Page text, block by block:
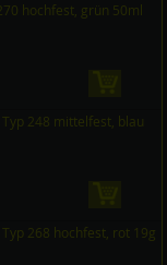
hochfest, grün 50ml
248 mittelfest, blau
268 hochfest, rot 19g